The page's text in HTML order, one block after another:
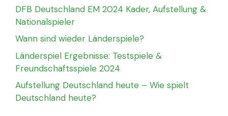
DFB Deutschland EM 2024 Kader, Aufstellung &
Nationalspieler
Wann sind wieder Länderspiele?
Länderspiel Ergebnisse: Testspiele &
Freundschaftsspiele 2024
Aufstellung Deutschland heute – Wie spielt
Deutschland heute?